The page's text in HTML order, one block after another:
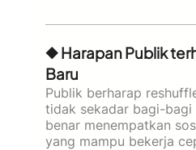
◆ Harapan Publik
Baru
Publik berharap
tidak sekadar bagi-bagi
benar menempatkan
yang mampu bekerja